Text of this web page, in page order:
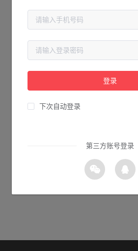
抱歉!
请检查您输入的网址是否正确，或点击下面
登录
下次自动登录
第三方账号登录